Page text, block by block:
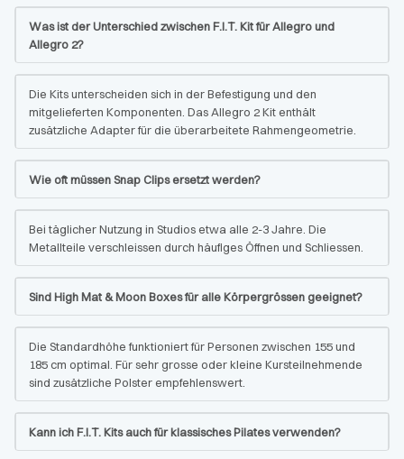
Was ist der Unterschied zwischen F.I.T. Kit für Allegro und
Allegro 2?
Die Kits unterscheiden sich in der Befestigung und den
mitgelieferten Komponenten. Das Allegro 2 Kit enthält
zusätzliche Adapter für die überarbeitete Rahmengeometrie.
Wie oft müssen Snap Clips ersetzt werden?
Bei täglicher Nutzung in Studios etwa alle 2-3 Jahre. Die
Metallteile verschleissen durch häufiges Öffnen und Schliessen.
Sind High Mat & Moon Boxes für alle Körpergrössen geeignet?
Die Standardhöhe funktioniert für Personen zwischen 155 und
185 cm optimal. Für sehr grosse oder kleine Kursteilnehmende
sind zusätzliche Polster empfehlenswert.
Kann ich F.I.T. Kits auch für klassisches Pilates verwenden?